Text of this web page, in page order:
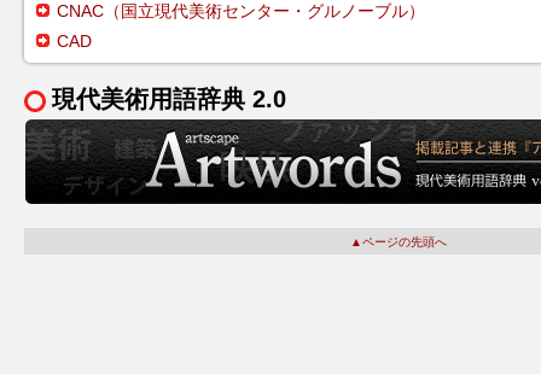
CNAC（国立現代美術センター・グルノーブル）
CAD
現代美術用語辞典 2.0
▲ページの先頭へ